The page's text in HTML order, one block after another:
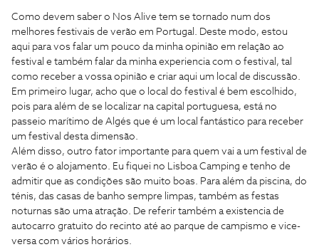
Como devem saber o Nos Alive tem se tornado num dos
melhores festivais de verão em Portugal. Deste modo, estou
aqui para vos falar um pouco da minha opinião em relação ao
festival e também falar da minha experiencia com o festival, tal
como receber a vossa opinião e criar aqui um local de discussão.
Em primeiro lugar, acho que o local do festival é bem escolhido,
pois para além de se localizar na capital portuguesa, está no
passeio marítimo de Algés que é um local fantástico para receber
um festival desta dimensão.
Além disso, outro fator importante para quem vai a um festival de
verão é o alojamento. Eu fiquei no Lisboa Camping e tenho de
admitir que as condições são muito boas. Para além da piscina, do
ténis, das casas de banho sempre limpas, também as festas
noturnas são uma atração. De referir também a existencia de
autocarro gratuito do recinto até ao parque de campismo e vice-
versa com vários horários.